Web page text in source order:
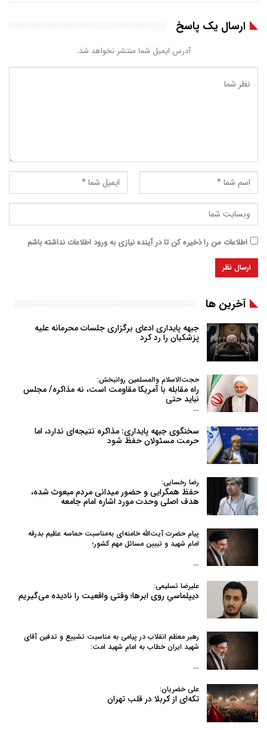
ارسال یک پاسخ
آدرس ایمیل شما منتشر نخواهد شد.
اطلاعات من را ذخیره کن تا در آینده نیازی به ورود اطلاعات نداشته باشم
آخرین ها
جبهه پایداری ادعای برگزاری جلسات محرمانه علیه
پزشکیان را رد کرد
حجت‌الاسلام والمسلمین روانبخش:
راه مقابله با آمریکا مقاومت است، نه مذاکره/ مجلس
نباید حتی
…
سخنگوی جبهه پایداری: مذاکره نتیجه‌ای ندارد، اما
حرمت مسئولان حفظ شود
رضا رخسایی:
حفظ همگرایی و حضور میدانی مردم مبعوث شده،
هدف اصلی وحدت مورد اشاره امام جامعه
پیام حضرت آیت‌الله خامنه‌ای به‌مناسبت حماسه عظیم بدرقه
امام شهید و تبیین مسائل مهم کشور؛
…
علیرضا تسلیمی:
دیپلماسیِ روی ابرها؛ وقتی واقعیت را نادیده می‌گیریم
رهبر معظم انقلاب در پیامی به‌ مناسبت تشییع و تدفین آقای
شهید ایران خطاب به امام شهید امت:
…
علی خضریان:
تکه‌ای از کربلا در قلب تهران